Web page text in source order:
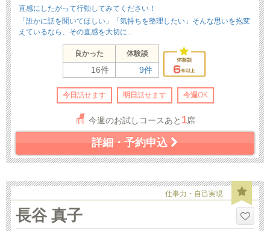
直感にしたがって行動してみてください！
「誰かに話を聞いてほしい」「気持ちを整理したい」そんな思いを抱変
えているなら、その直感を大切に...
良かった 体験談
16件 9件
今日 話せます 明日 話せます 今週OK
今週のお試しコースあと 1席
詳細・予約申込
仕事力・自己実現
長谷 真子